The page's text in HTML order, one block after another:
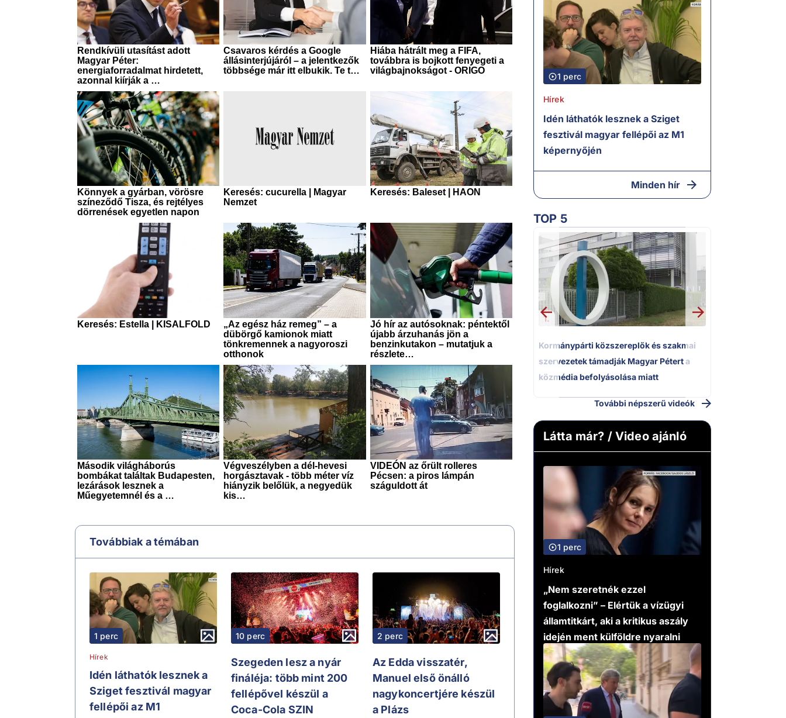
Továbbiak a témában
1 perc
Hírek
Idén láthatók lesznek a
Sziget fesztivál magyar
fellépői az M1
10 perc
Szegeden lesz a nyár
fináléja: több mint 200
fellépővel készül a
Coca-Cola SZIN
2 perc
Az Edda visszatér,
Manuel első önálló
nagykoncertjére készül
a Plázs
1 perc
Hírek
Idén láthatók lesznek a Sziget
fesztivál magyar fellépői az M1
képernyőjén
Minden hír
TOP 5
1.
Kormánypárti közszereplők és szakmai
szervezetek támadják Magyar Pétert a
közmédia befolyásolása miatt
További népszerű videók
Látta már? / Video ajánló
1 perc
Hírek
„Nem szeretnék ezzel
foglalkozni” – Elértük a vízügyi
államtitkárt, aki a kritikus aszály
idején ment külföldre nyaralni